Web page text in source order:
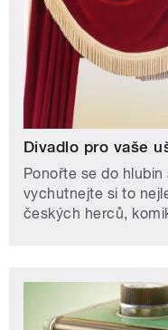
Divadlo pro vaše
Ponořte se do
vychutnejte si to
českých herců,